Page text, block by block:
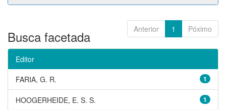
Anterior 1 Póximo
Busca facetada
Editor
1
FARIA, G. R.
1
HOOGERHEIDE, E. S. S.